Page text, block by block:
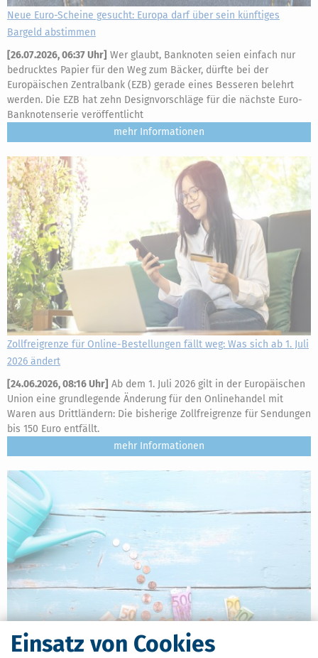
Einsatz von Cookies
Neue Euro-Scheine gesucht: Europa darf über sein künftiges
Bargeld abstimmen
[26.07.2026, 06:37 Uhr] Wer glaubt, Banknoten seien einfach nur
bedrucktes Papier für den Weg zum Bäcker, dürfte bei der
Europäischen Zentralbank (EZB) gerade eines Besseren belehrt
werden. Die EZB hat zehn Designvorschläge für die nächste Euro-
Banknotenserie veröffentlicht
mehr
Zollfreigrenze für Online-Bestellungen fällt weg: Was sich ab 1. Juli
2026 ändert
[24.06.2026, 08:16 Uhr] Ab dem 1. Juli 2026 gilt in der Europäischen
Union eine grundlegende Änderung für den Onlinehandel mit
Waren aus Drittländern: Die bisherige Zollfreigrenze für Sendungen
bis 150 Euro entfällt.
mehr